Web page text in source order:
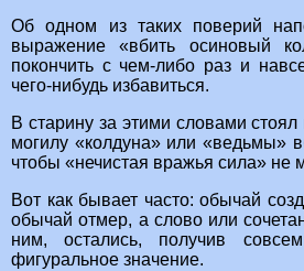
Об одном из таких поверий
выражение «вбить осиновый
покончить с чем-либо раз и
чего-нибудь избавиться.
В старину за этими словами
могилу «колдуна» или «ведьмы»
чтобы «нечистая вражья сила» не
Вот как бывает часто: обычай
обычай отмер, а слово или
ним, остались, получив
фигуральное значение.